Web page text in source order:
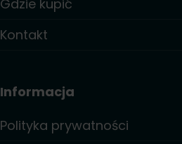
Gdzie kupić
Kontakt
Informacja
Polityka prywatności